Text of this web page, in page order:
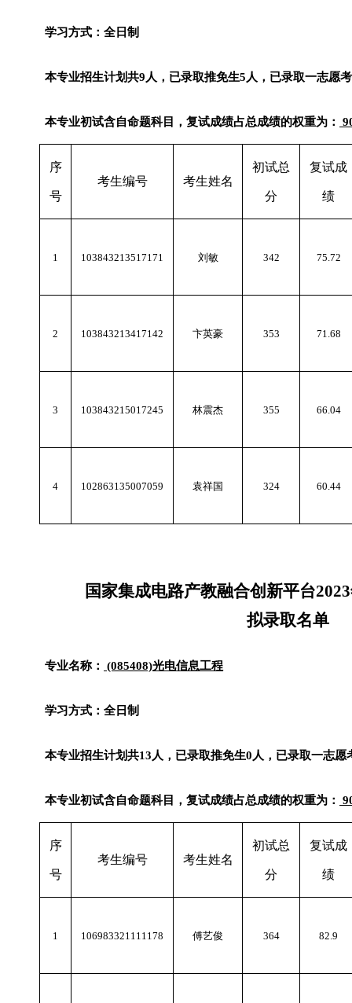
学习方式：全日制
本专业招生计划共9 人，已录取推免生5 人，已录取一志愿
本专业初试含自命题科目，复试成绩占总成绩的权重为：
序
号
考生编号 考生姓名
初试总
分
复试成
绩
1 103843213517171 刘敏 342 75.72
2 103843213417142 卞英豪 353 71.68
3 103843215017245 林震杰 355 66.04
4 102863135007059 袁祥国 324 60.44
国家集成电路产教融合创新平台2023
拟录取名单
专业名称： (085408)光电信息工程
学习方式：全日制
本专业招生计划共13 人，已录取推免生0 人，已录取一志愿
本专业初试含自命题科目，复试成绩占总成绩的权重为：
序
号
考生编号 考生姓名
初试总
分
复试成
绩
1 106983321111178 傅艺俊 364 82.9